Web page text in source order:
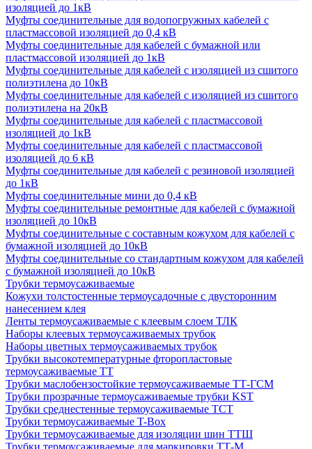
изоляцией до 1кВ
Муфты соединительные для водопогружных кабелей с
пластмассовой изоляцией до 0,4 кВ
Муфты соединительные для кабелей с бумажной или
пластмассовой изоляцией до 1кВ
Муфты соединительные для кабелей с изоляцией из сшитого
полиэтилена до 10кВ
Муфты соединительные для кабелей с изоляцией из сшитого
полиэтилена на 20кВ
Муфты соединительные для кабелей с пластмассовой
изоляцией до 1кВ
Муфты соединительные для кабелей с пластмассовой
изоляцией до 6 кВ
Муфты соединительные для кабелей с резиновой изоляцией
до 1кВ
Муфты соединительные мини до 0,4 кВ
Муфты соединительные ремонтные для кабелей с бумажной
изоляцией до 10кВ
Муфты соединительные с составным кожухом для кабелей с
бумажной изоляцией до 10кВ
Муфты соединительные со стандартным кожухом для кабелей
с бумажной изоляцией до 10кВ
Трубки термоусаживаемые
Кожухи толстостенные термоусадочные с двусторонним
нанесением клея
Ленты термоусаживаемые с клеевым слоем ТЛК
Наборы клеевых термоусаживаемых трубок
Наборы цветных термоусаживаемых трубок
Трубки высокотемпературные фторопластовые
термоусаживаемые ТТ
Трубки маслобензостойкие термоусаживаемые ТТ-ГСМ
Трубки прозрачные термоусаживаемые трубки KST
Трубки среднестенные термоусаживаемые ТСТ
Трубки термоусаживаемые T-Box
Трубки термоусаживаемые для изоляции шин ТТШ
Трубки термоусаживаемые для маркировки ТТ-М